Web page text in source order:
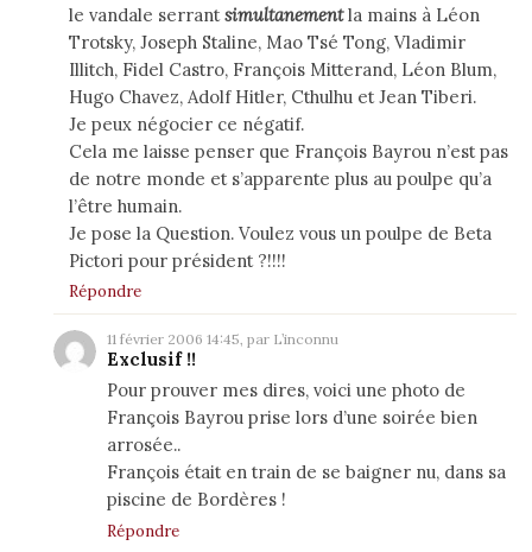
le vandale serrantsimultanement la mains à Léon
Trotsky, Joseph Staline, Mao Tsé Tong, Vladimir
Illitch, Fidel Castro, François Mitterand, Léon Blum,
Hugo Chavez, Adolf Hitler, Cthulhu et Jean Tiberi.
Je peux négocier ce négatif.
Cela me laisse penser que François Bayrou n’est pas
de notre monde et s’apparente plus au poulpe qu’a
l’être humain.
Je pose la Question. Voulez vous un poulpe de Beta
Pictori pour président ?!!!!
Répondre
11 février 2006 14:45, par L’inconnu
Exclusif !!
Pour prouver mes dires, voici une photo de
François Bayrou prise lors d’une soirée bien
arrosée..
François était en train de se baigner nu, dans sa
piscine de Bordères !
Répondre